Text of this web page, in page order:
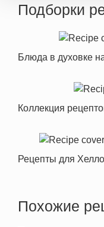
Подборки
Блюда в духовке
Коллекция
Рецепты для
Похожие